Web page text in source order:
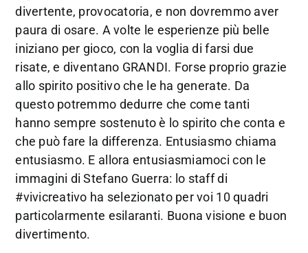
divertente, provocatoria, e non dovremmo aver
paura di osare. A volte le esperienze più belle
iniziano per gioco, con la voglia di farsi due
risate, e diventano GRANDI. Forse proprio grazie
allo spirito positivo che le ha generate. Da
questo potremmo dedurre che come tanti
hanno sempre sostenuto è lo spirito che conta e
che può fare la differenza. Entusiasmo chiama
entusiasmo. E allora entusiasmiamoci con le
immagini di Stefano Guerra: lo staff di
#vivicreativo ha selezionato per voi 10 quadri
particolarmente esilaranti. Buona visione e buon
divertimento.